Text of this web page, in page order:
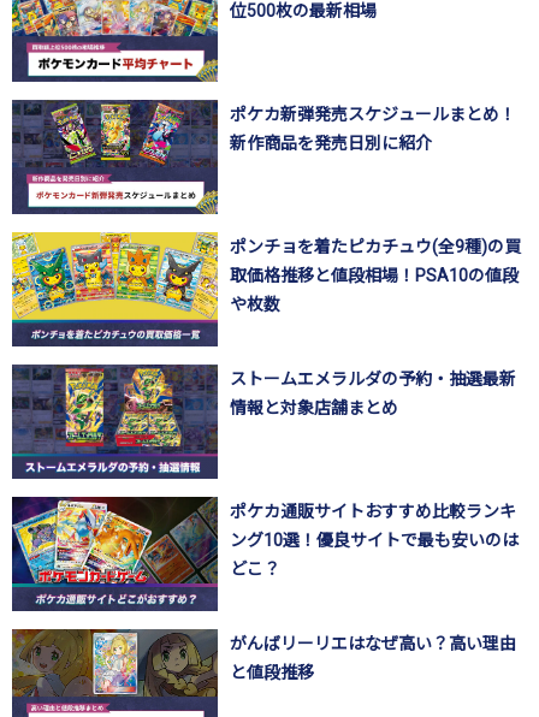
位500枚の最新相場
ポケカ新弾発売スケジュールまとめ！
新作商品を発売日別に紹介
ポンチョを着たピカチュウ(全9種)の買
取価格推移と値段相場！PSA10の値段
や枚数
ストームエメラルダの予約・抽選最新
情報と対象店舗まとめ
ポケカ通販サイトおすすめ比較ランキ
ング10選！優良サイトで最も安いのは
どこ？
がんばリーリエはなぜ高い？高い理由
と値段推移